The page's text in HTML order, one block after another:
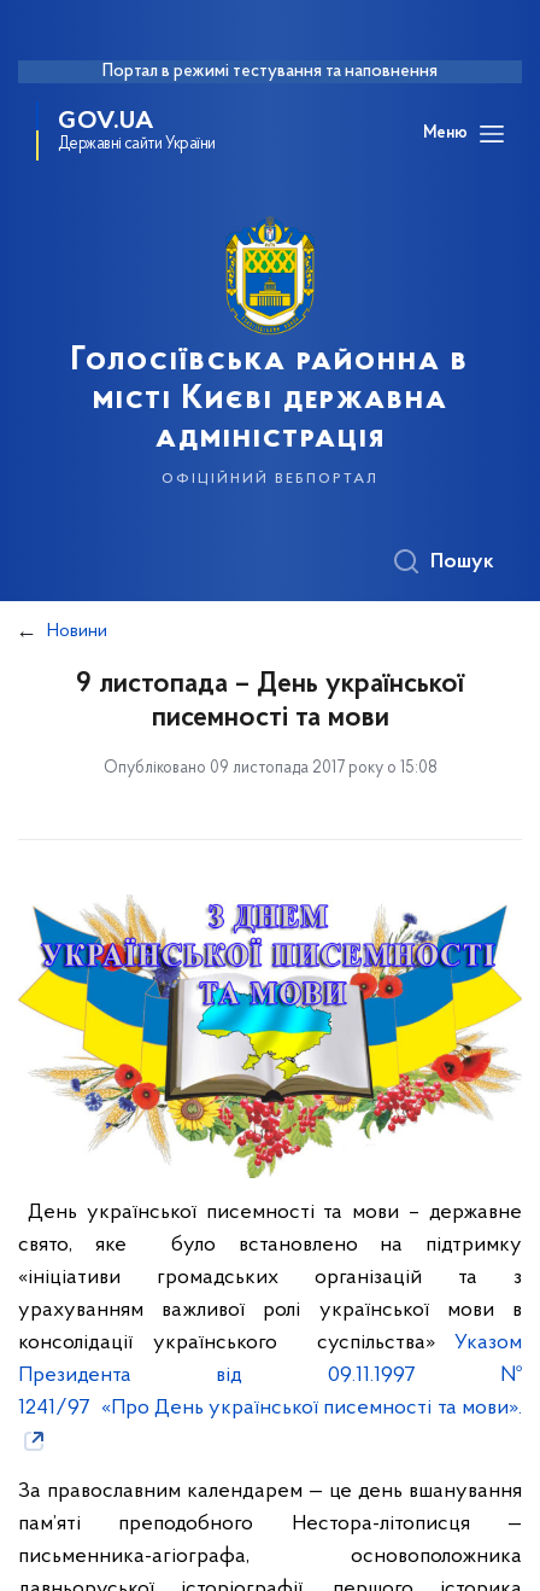
Портал в режимі тестування та наповнення
GOV.UA
Державні сайти України
Меню
Голосіївська районна в
місті Києві державна
адміністрація
офіційний вебпортал
Пошук
Новини
9 листопада – День української
писемності та мови
Опубліковано 09 листопада 2017 року о 15:08
День української писемності та мови – державне
свято, яке було встановлено на підтримку
«ініціативи громадських організацій та з
урахуванням важливої ролі української мови в
консолідації українського суспільства» Указом
Президента від 09.11.1997 №
1241/97 «Про День української писемності та мови».
За православним календарем — це день вшанування
пам’яті преподобного Нестора-літописця —
письменника-агіографа, основоположника